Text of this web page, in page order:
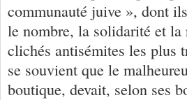
communauté juive », dont
le nombre, la solidarité et
clichés antisémites les plus
se souvient que le
boutique, devait, selon ses